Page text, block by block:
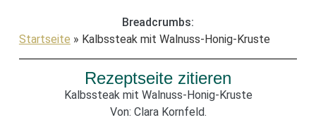
Breadcrumbs:
Startseite » Kalbssteak mit Walnuss-Honig-Kruste
Rezeptseite zitieren
Kalbssteak mit Walnuss-Honig-Kruste
Von: Clara Kornfeld.